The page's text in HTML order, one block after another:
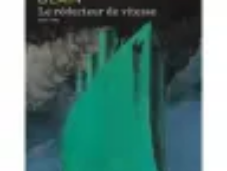
Astuces Rubik Cube
Astuces et TechniquesTechniques de Speedcubing
Techniques et Astuces
Astuces Rubik Cube